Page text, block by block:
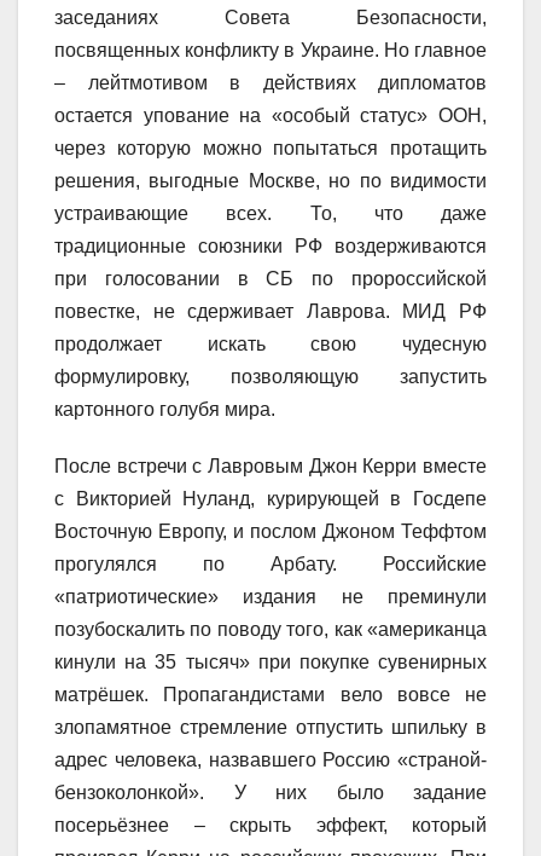
заседаниях Совета Безопасности,
посвященных конфликту в Украине. Но главное
– лейтмотивом в действиях дипломатов
остается упование на «особый статус» ООН,
через которую можно попытаться протащить
решения, выгодные Москве, но по видимости
устраивающие всех. То, что даже
традиционные союзники РФ воздерживаются
при голосовании в СБ по пророссийской
повестке, не сдерживает Лаврова. МИД РФ
продолжает искать свою чудесную
формулировку, позволяющую запустить
картонного голубя мира.
После встречи с Лавровым Джон Керри вместе
с Викторией Нуланд, курирующей в Госдепе
Восточную Европу, и послом Джоном Теффтом
прогулялся по Арбату. Российские
«патриотические» издания не преминули
позубоскалить по поводу того, как «американца
кинули на 35 тысяч» при покупке сувенирных
матрёшек. Пропагандистами вело вовсе не
злопамятное стремление отпустить шпильку в
адрес человека, назвавшего Россию «страной-
бензоколонкой». У них было задание
посерьёзнее – скрыть эффект, который